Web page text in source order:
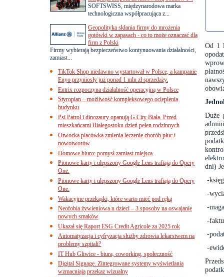
Od 1
Duże
dni)
-
-
-
-
-
-
SOFTSWISS, międzynarodowa marka
technologiczna współpracująca z...
Geopolityka skłania firmy do mrożenia
gotówki w zapasach - co to może oznaczać dla
firm z Polski
Firmy wybierają bezpieczeństwo kontynuowania działalności,
zamiast...
TikTok Shop niedawno wystartował w Polsce, a kampanie
Enyo przyniosły już ponad 1 mln zł sprzedaży.
Entrix rozpoczyna działalność operacyjną w Polsce
Styropian – możliwość kompleksowego ocieplenia
budynku
Psi Patrol i dinozaury opanują G City Biała. Przed
mieszkańcami Białegostoku dzień pełen rodzinnych
Otwocka placówka zmienia leczenie chorób płuc i
nowotworów
Domowe biuro: pomysł zamiast miejsca
Pionowe karty i ulepszony Google Lens trafiają do Opery
One.
Pionowe karty i ulepszony Google Lens trafiają do Opery
One.
Wakacyjne przekąski, które warto mieć pod ręką
Neofobia żywieniowa u dzieci – 3 sposoby na oswajanie
nowych smaków
Ukazał się Raport ESG Credit Agricole za 2025 rok
Automatyzacja i cyfryzacja służby zdrowia lekarstwem na
problemy szpitali?
IT Hub Gliwice - biura, coworking, społeczność
Digital Signage. Zintegrowane systemy wyświetlania
wzmacniają przekaz wizualny